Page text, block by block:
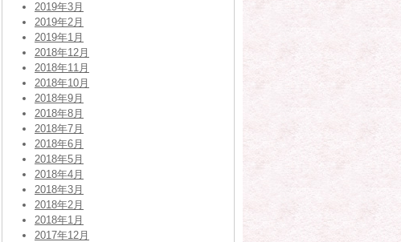
2019年3月
2019年2月
2019年1月
2018年12月
2018年11月
2018年10月
2018年9月
2018年8月
2018年7月
2018年6月
2018年5月
2018年4月
2018年3月
2018年2月
2018年1月
2017年12月